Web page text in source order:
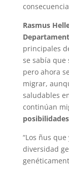
Rasmus
principales
se sabía que
pero ahora
migrar,
saludables
continúan
“Los ñus
diversidad